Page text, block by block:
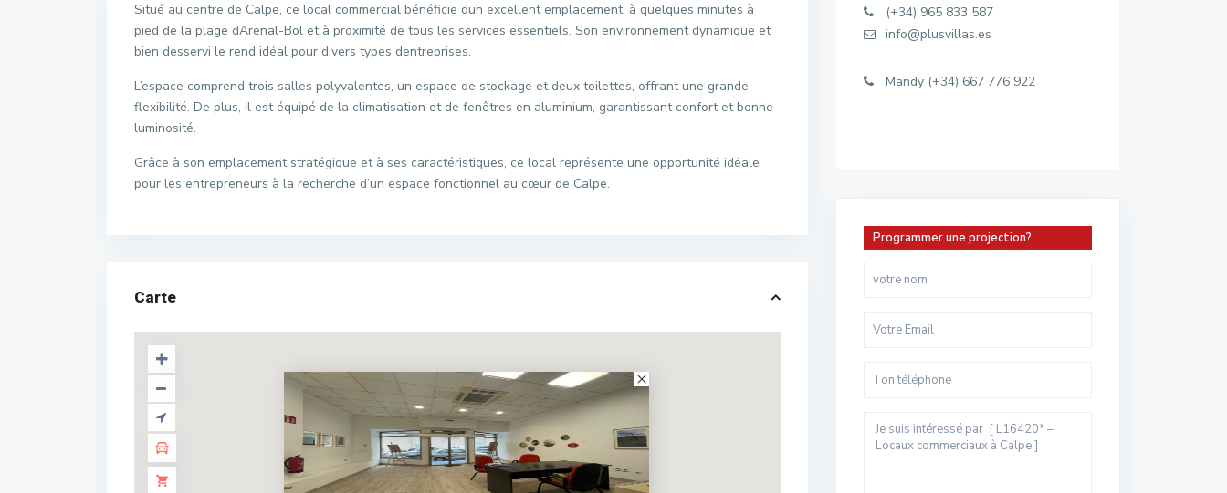
Situé au centre de Calpe, ce local commercial bénéficie dun excellent emplacement, à quelques minutes à
pied de la plage dArenal-Bol et à proximité de tous les services essentiels. Son environnement dynamique et
bien desservi le rend idéal pour divers types dentreprises.
L’espace comprend trois salles polyvalentes, un espace de stockage et deux toilettes, offrant une grande
flexibilité. De plus, il est équipé de la climatisation et de fenêtres en aluminium, garantissant confort et bonne
luminosité.
Grâce à son emplacement stratégique et à ses caractéristiques, ce local représente une opportunité idéale
pour les entrepreneurs à la recherche d’un espace fonctionnel au cœur de Calpe.
Carte
(+34) 965 833 587
info@plusvillas.es
Mandy (+34) 667 776 922
Programmer une projection?